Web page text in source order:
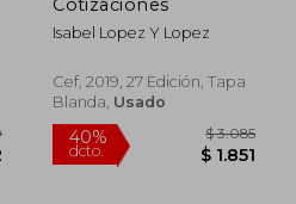
40%
Isabel Lopez Y Lopez
Cef, 2019, 27 Edición, Tapa
Blanda, Usado